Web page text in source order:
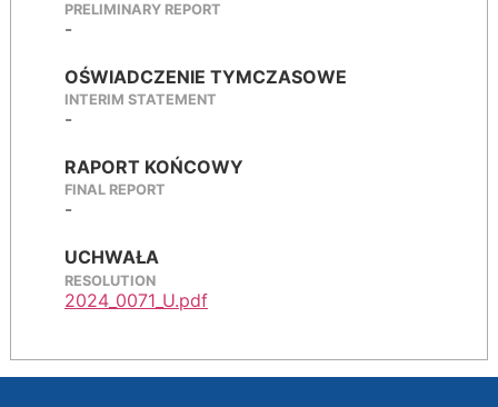
PRELIMINARY REPORT
-
OŚWIADCZENIE TYMCZASOWE
INTERIM STATEMENT
-
RAPORT KOŃCOWY
FINAL REPORT
-
UCHWAŁA
RESOLUTION
2024_0071_U.pdf